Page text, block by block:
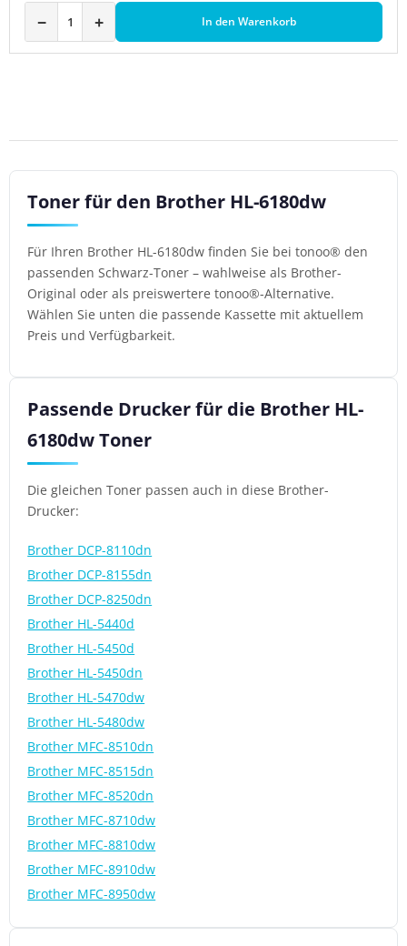
− + In den Warenkorb
Toner für den Brother HL-6180dw
Für Ihren Brother HL-6180dw finden Sie bei tonoo® den
passenden Schwarz-Toner – wahlweise als Brother-
Original oder als preiswertere tonoo®-Alternative.
Wählen Sie unten die passende Kassette mit aktuellem
Preis und Verfügbarkeit.
Passende Drucker für die Brother HL-
6180dw Toner
Die gleichen Toner passen auch in diese Brother-
Drucker:
Brother DCP-8110dn
Brother DCP-8155dn
Brother DCP-8250dn
Brother HL-5440d
Brother HL-5450d
Brother HL-5450dn
Brother HL-5470dw
Brother HL-5480dw
Brother MFC-8510dn
Brother MFC-8515dn
Brother MFC-8520dn
Brother MFC-8710dw
Brother MFC-8810dw
Brother MFC-8910dw
Brother MFC-8950dw